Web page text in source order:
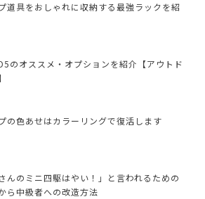
道具をおしゃれに収納する最強ラックを紹
のオススメ・オプションを紹介【アウトド
の色あせはカラーリングで復活します
さんのミニ四駆はやい！」と言われるための
ら中級者への改造方法